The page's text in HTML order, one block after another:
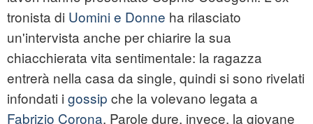
tronista di Uomini e Donne ha rilasciato
un'intervista anche per chiarire la sua
chiacchierata vita sentimentale: la ragazza
entrerà nella casa da single, quindi si sono rivelati
infondati i gossip che la volevano legata a
Fabrizio Corona. Parole dure, invece, la giovane